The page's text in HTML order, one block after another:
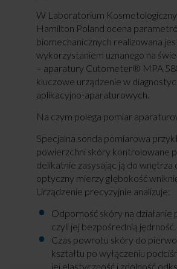
W Laboratorium
Hamilton Poland ocena
biomechanicznych realizowana
wykorzystaniem uznanego na
– aparatury Cutometer® MPA
kluczowe urządzenie w
aplikacyjno-aparaturowych.
Na czym polega pomiar
Specjalna sonda pomiarowa
powierzchni skóry kontrolowane
delikatnie zasysając ją do wnętrza
optyczny mierzy głębokość
Urządzenie precyzyjnie analizuje:
Odporność skóry na działanie
czyli jej bezpośrednią jędrność.
Czas powrotu skóry do
kształtu po wyłączeniu
jej elastyczność i zdolność